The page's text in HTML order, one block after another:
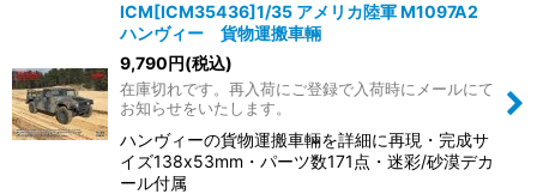
ICM[ICM35436]1/35 アメリカ陸軍 M1097A2
ハンヴィー 貨物運搬車輛
9,790円(税込)
在庫切れです。再入荷にご登録で入荷時にメールにて
お知らせをいたします。
ハンヴィーの貨物運搬車輛を詳細に再現・完成サ
イズ138x53mm・パーツ数171点・迷彩/砂漠デカ
ール付属